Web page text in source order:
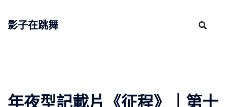
影子在跳舞
年夜型記載片《征程》｜第十